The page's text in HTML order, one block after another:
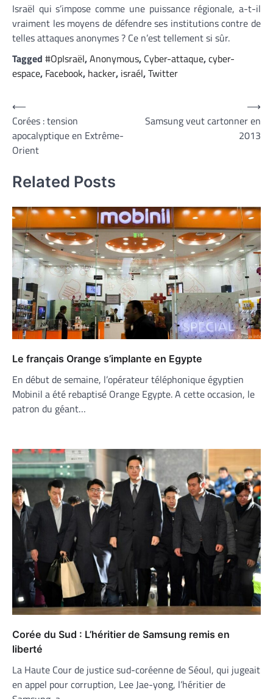
Israël qui s’impose comme une puissance régionale, a-t-il
vraiment les moyens de défendre ses institutions contre de
telles attaques anonymes ? Ce n’est tellement si sûr.
Tagged #OpIsraël,Anonymous, Cyber-attaque,cyber-
espace, Facebook, hacker, israél,Twitter
Navigation
de
l’article
⟵
Corées : tension
apocalyptique en Extrême-
Orient
Samsung veut cartonner en
2013
⟶
Related Posts
Le français Orange s’implante en Egypte
En début de semaine, l’opérateur téléphonique égyptien
Mobinil a été rebaptisé Orange Egypte. A cette occasion, le
patron du géant…
Corée du Sud : L’héritier de Samsung remis en
liberté
La Haute Cour de justice sud-coréenne de Séoul, qui jugeait
en appel pour corruption, Lee Jae-yong, l’héritier de